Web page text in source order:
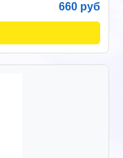
660 руб